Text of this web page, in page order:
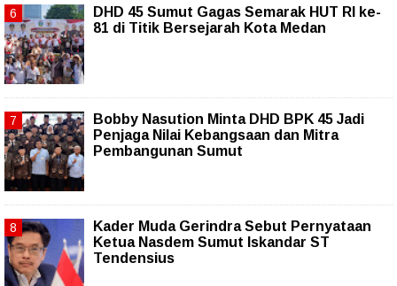
DHD 45 Sumut Gagas Semarak HUT RI ke-
81 di Titik Bersejarah Kota Medan
Bobby Nasution Minta DHD BPK 45 Jadi
Penjaga Nilai Kebangsaan dan Mitra
Pembangunan Sumut
Kader Muda Gerindra Sebut Pernyataan
Ketua Nasdem Sumut Iskandar ST
Tendensius